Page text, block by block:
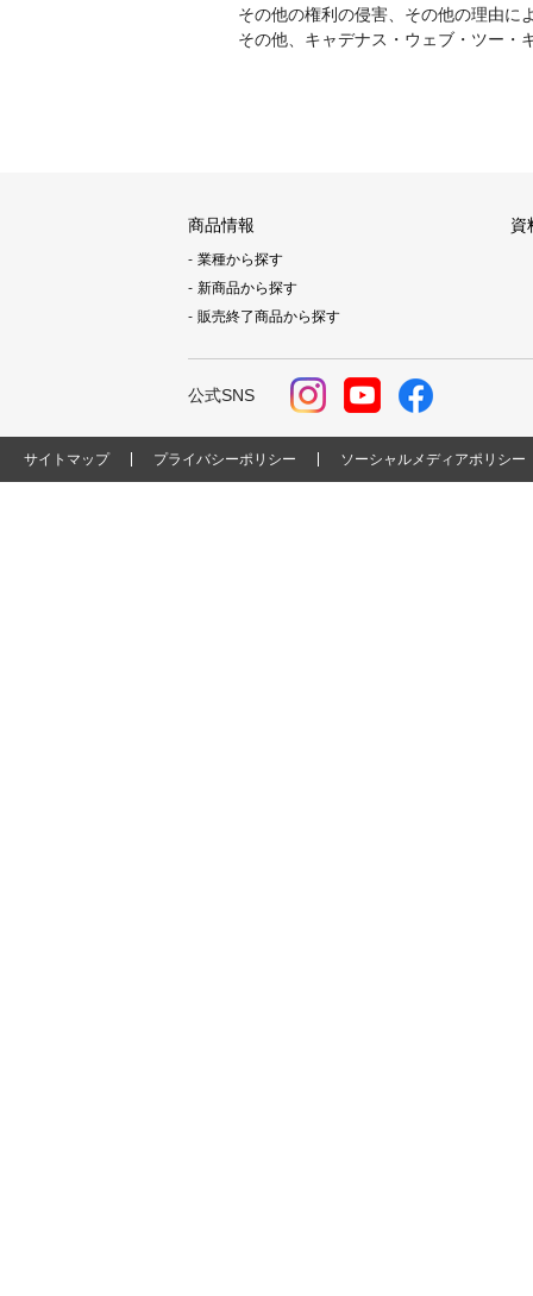
その他の権利の侵害、その他の理由に
その他、キャデナス・ウェブ・ツー・
商品情報
業種から探す
新商品から探す
販売終了商品から探す
資
公式SNS
サイトマップ プライバシーポリシー ソーシャルメディアポリシー